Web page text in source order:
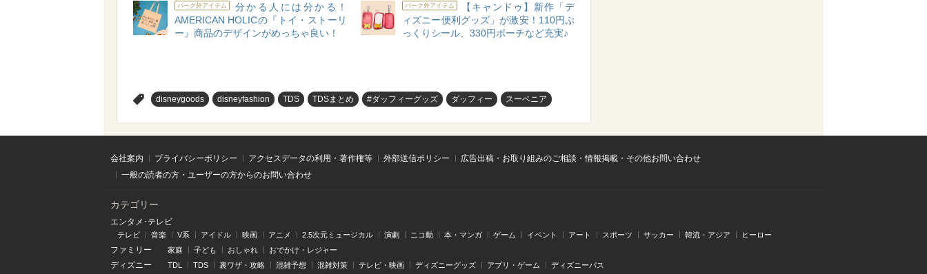
パーク外アイテム
分かる人には分かる！
AMERICAN HOLICの『トイ・ストーリ
ー』商品のデザインがめっちゃ良い！
パーク外アイテム
【キャンドゥ】新作「デ
ィズニー便利グッズ」が激安！110円ぷ
っくりシール、330円ポーチなど充実♪
disneygoods disneyfashion TDS TDSまとめ #ダッフィーグッズ ダッフィー スーベニア
会社案内 プライバシーポリシー アクセスデータの利用・著作権等 外部送信ポリシー
広告出稿・お取り組みのご相談・情報掲載・その他お問い合わせ
一般の読者の方・ユーザーの方からのお問い合わせ
カテゴリー
エンタメ･テレビ
テレビ 音楽 V系 アイドル 映画 アニメ 2.5次元ミュージカル 演劇 ニコ動 本・マンガ ゲーム イベント アート スポーツ サッカー 韓流・アジア ヒーロー
ファミリー 家庭 子ども おしゃれ おでかけ・レジャー
ディズニー TDL TDS 裏ワザ・攻略 混雑予想 混雑対策 テレビ・映画 ディズニーグッズ アプリ・ゲーム ディズニーパス